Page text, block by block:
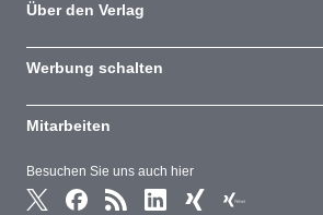
Besuchen Sie uns auch hier
Über den Verlag
Werbung schalten
Mitarbeiten